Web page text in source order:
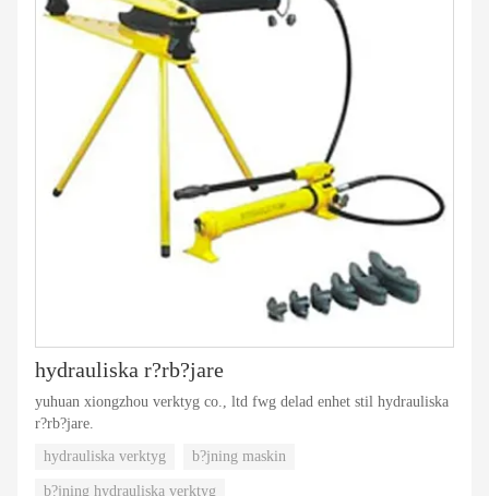
hydrauliska r?rb?jare
yuhuan xiongzhou verktyg co., ltd fwg delad enhet stil hydrauliska
r?rb?jare.
hydrauliska verktyg
b?jning maskin
b?jning hydrauliska verktyg